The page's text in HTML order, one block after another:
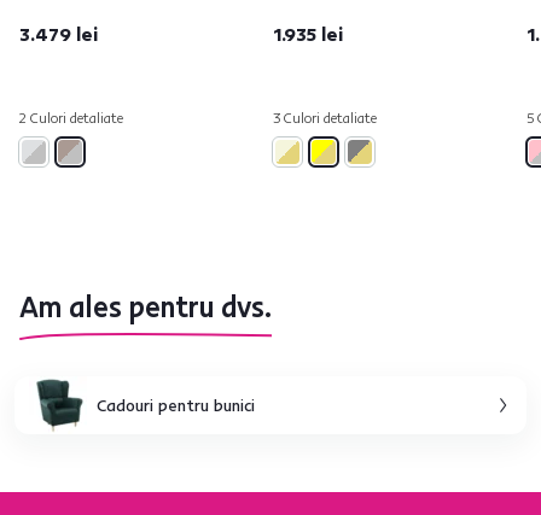
3.479 lei
2 Culori detaliate
1.935 lei
3 Culori detaliate 5
Am ales pentru dvs.
Cadouri pentru bunici